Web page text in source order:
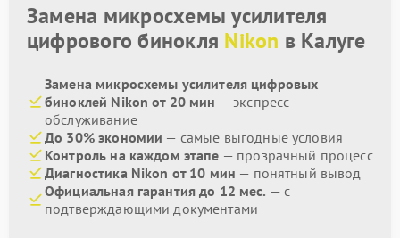
Замена микросхемы усилителя
цифрового бинокля Nikon в Калуге
Замена микросхемы усилителя цифровых
биноклей Nikon от 20 мин — экспресс-
обслуживание
До 30% экономии — самые выгодные условия
Контроль на каждом этапе — прозрачный процесс
Диагностика Nikon от 10 мин — понятный вывод
Официальная гарантия до 12 мес. — с
подтверждающими документами